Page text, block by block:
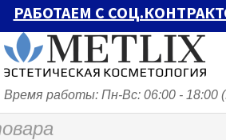
РАБОТАЕМ С
Время работы: Пн-Вс: 06:00 - 18:00